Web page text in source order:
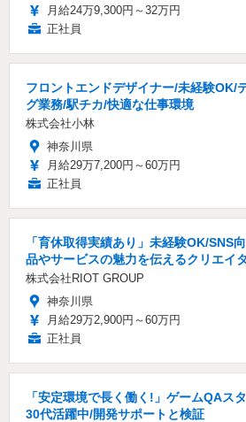
月給24万9,300円～32万円
正社員
フロントエンドデザイナー/未経験OK/
グ業務/駅チカ/快適な仕事環境
株式会社小林
神奈川県
月給29万7,200円～60万円
正社員
「育休取得実績あり」未経験OK/SNS
品やサービスの魅力を伝えるクリエイ
株式会社RIOT GROUP
神奈川県
月給29万2,900円～60万円
正社員
「安定環境で長く働く!」ゲームQAス
30代活躍中/開発サポートと検証